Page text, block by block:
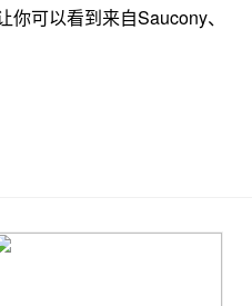
可以看到来自Saucony、